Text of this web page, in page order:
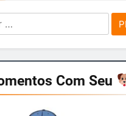
Com Seu